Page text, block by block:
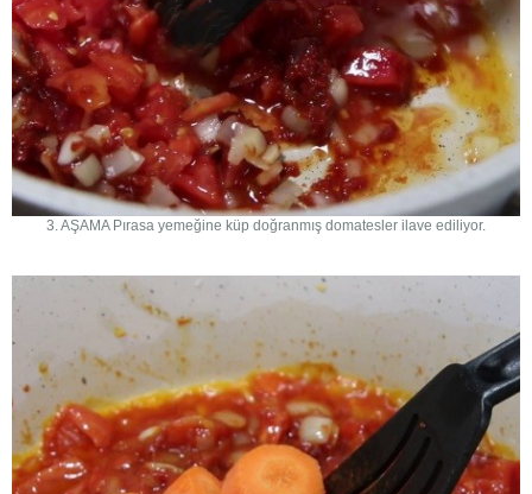
3. AŞAMA Pırasa yemeğine küp doğranmış domatesler ilave ediliyor.